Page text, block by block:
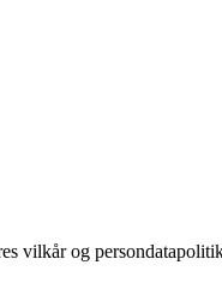
vilkår og